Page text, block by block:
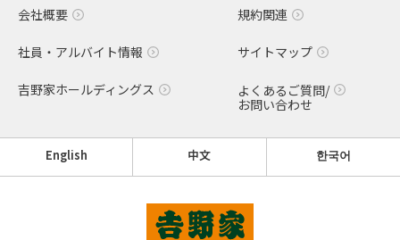
会社概要 規約関連
社員・アルバイト情報 サイトマップ
吉野家ホールディングス
よくあるご質問/
お問い合わせ
English 中文 한국어